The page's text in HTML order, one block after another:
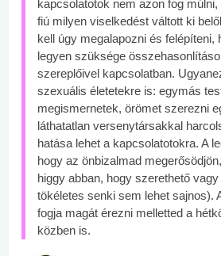
kapcsolatotok nem azon fog
fiú milyen viselkedést váltott ki
kell úgy megalapozni és felépíteni,
legyen szüksége
szereplőivel kapcsolatban.
szexuális életetekre is: egymás
megismernetek, örömet szerezni
láthatatlan versenytársakkal
hatása lehet a kapcsolatotokra. A
hogy az önbizalmad
higgy abban, hogy szerethető
tökéletes senki sem lehet sajnos).
fogja magát érezni melletted a
közben is.